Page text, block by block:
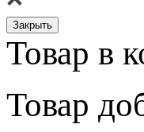
Закрыть
Товар в
Товар